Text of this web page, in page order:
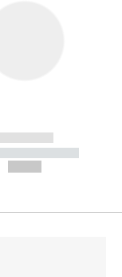
-----------